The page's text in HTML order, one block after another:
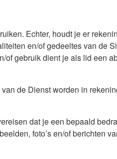
Echter, houdt je er
en/of gedeeltes van de
of gebruik dient je als lid een
de Dienst worden in
dat je een bepaald
foto’s en/of berichten